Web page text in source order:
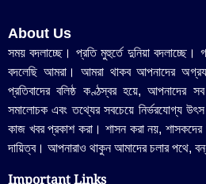
About Us
সময় বদলাচ্ছে। প্রতি মুহুর্তে দুনিয়া বদলাচ্ছে।
বদলেছি আমরা। আমরা থাকব আপনাদের
প্রতিবাদের বলিষ্ঠ কণ্ঠস্বর হয়ে, আপনাদের
সমালোচক এবং তথ্যের সবচেয়ে নির্ভরযোগ্য উ‍ৎস
কাজ খবর প্রকাশ করা। শাসন করা নয়,
দায়িত্ব। আপনারাও থাকুন আমাদের চলার পথে,